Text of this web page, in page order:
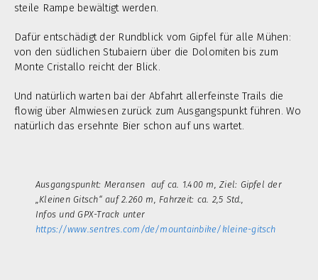
steile Rampe bewältigt werden.
Dafür entschädigt der Rundblick vom Gipfel für alle Mühen:
von den südlichen Stubaiern über die Dolomiten bis zum
Monte Cristallo reicht der Blick.
Und natürlich warten bai der Abfahrt allerfeinste Trails die
flowig über Almwiesen zurück zum Ausgangspunkt führen. Wo
natürlich das ersehnte Bier schon auf uns wartet.
Ausgangspunkt: Meransen auf ca. 1.400 m, Ziel: Gipfel der
„Kleinen Gitsch“ auf 2.260 m, Fahrzeit: ca. 2,5 Std.,
Infos und GPX-Track unter
https://www.sentres.com/de/mountainbike/kleine-gitsch